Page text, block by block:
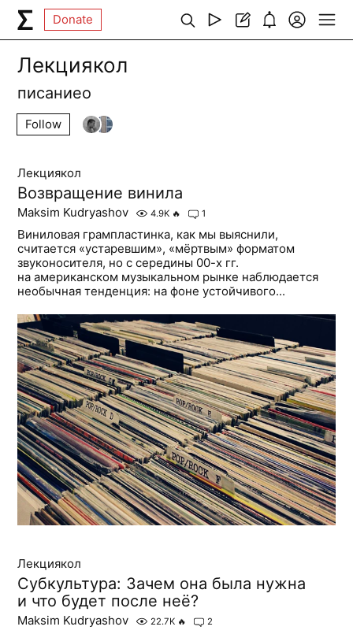
Donate
Лекциякол
писаниео
Follow
Лекциякол
Возвращение винила
Maksim Kudryashov 4.9K 🔥 1
Виниловая грампластинка, как мы выяснили,
считается «устаревшим», «мёртвым» форматом
звуконосителя, но с середины 00-х гг.
на американском музыкальном рынке наблюдается
необычная тенденция: на фоне устойчивого...
Лекциякол
Субкультура: Зачем она была нужна
и что будет после неё?
Maksim Kudryashov 22.7K 🔥 2